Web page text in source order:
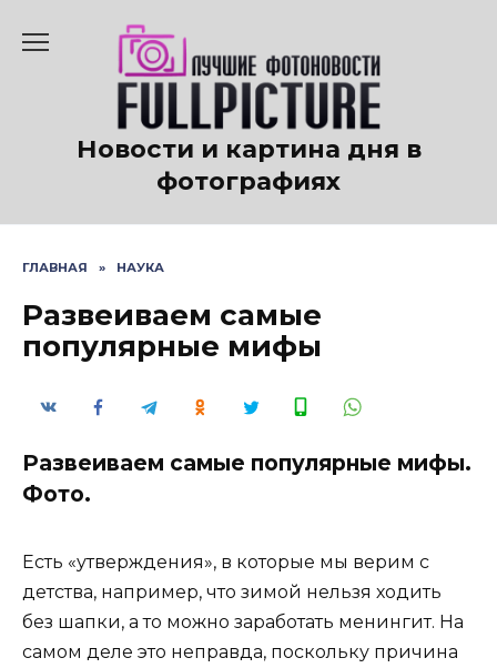
содержанию
Новости и картина дня в
фотографиях
ГЛАВНАЯ » НАУКА
Развеиваем самые
популярные мифы
Развеиваем самые популярные мифы.
Фото.
Есть «утверждения», в которые мы верим с
детства, например, что зимой нельзя ходить
без шапки, а то можно заработать менингит. На
самом деле это неправда, поскольку причина